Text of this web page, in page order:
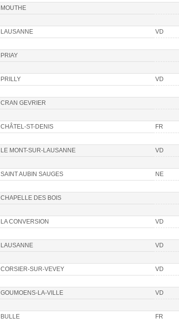
MOUTHE
LAUSANNE VD
PRIAY
PRILLY VD
CRAN GEVRIER
CHÂTEL-ST-DENIS FR
LE MONT-SUR-LAUSANNE VD
SAINT AUBIN SAUGES NE
CHAPELLE DES BOIS
LA CONVERSION VD
LAUSANNE VD
CORSIER-SUR-VEVEY VD
GOUMOENS-LA-VILLE VD
BULLE FR